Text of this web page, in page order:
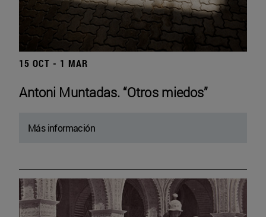
15 OCT - 1 MAR
Antoni Muntadas. “Otros miedos”
Más información